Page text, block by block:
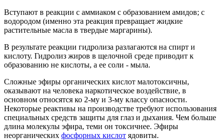
Вступают в реакции с аммиаком с образованием амидов; с
водородом (именно эта реакция превращает жидкие
растительные масла в твердые маргарины).
В результате реакции гидролиза разлагаются на спирт и
кислоту. Гидролиз жиров в щелочной среде приводит к
образованию не кислоты, а ее соли - мыла.
Сложные эфиры органических кислот малотоксичны,
оказывают на человека наркотическое воздействие, в
основном относятся ко 2-му и 3-му классу опасности.
Некоторые реактивы на производстве требуют использования
специальных средств защиты для глаз и дыхания. Чем больше
длина молекулы эфира, теми он токсичнее. Эфиры
неорганических фосфорных кислот ядовиты.